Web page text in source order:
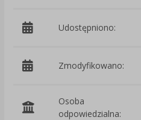
Udostępniono:
Zmodyfikowano:
Osoba
odpowiedzialna: